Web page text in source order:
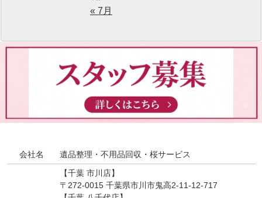
« 7月
会社名 遺品整理・不用品回収・桜サービス
【千葉 市川店】
〒272-0015 千葉県市川市鬼高2-11-12-717